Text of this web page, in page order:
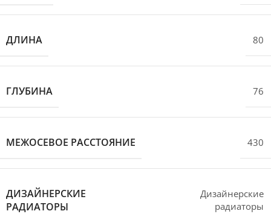
ДЛИНА 80
ГЛУБИНА 76
МЕЖОСЕВОЕ РАССТОЯНИЕ 430
ДИЗАЙНЕРСКИЕ
РАДИАТОРЫ
Дизайнерские
радиаторы